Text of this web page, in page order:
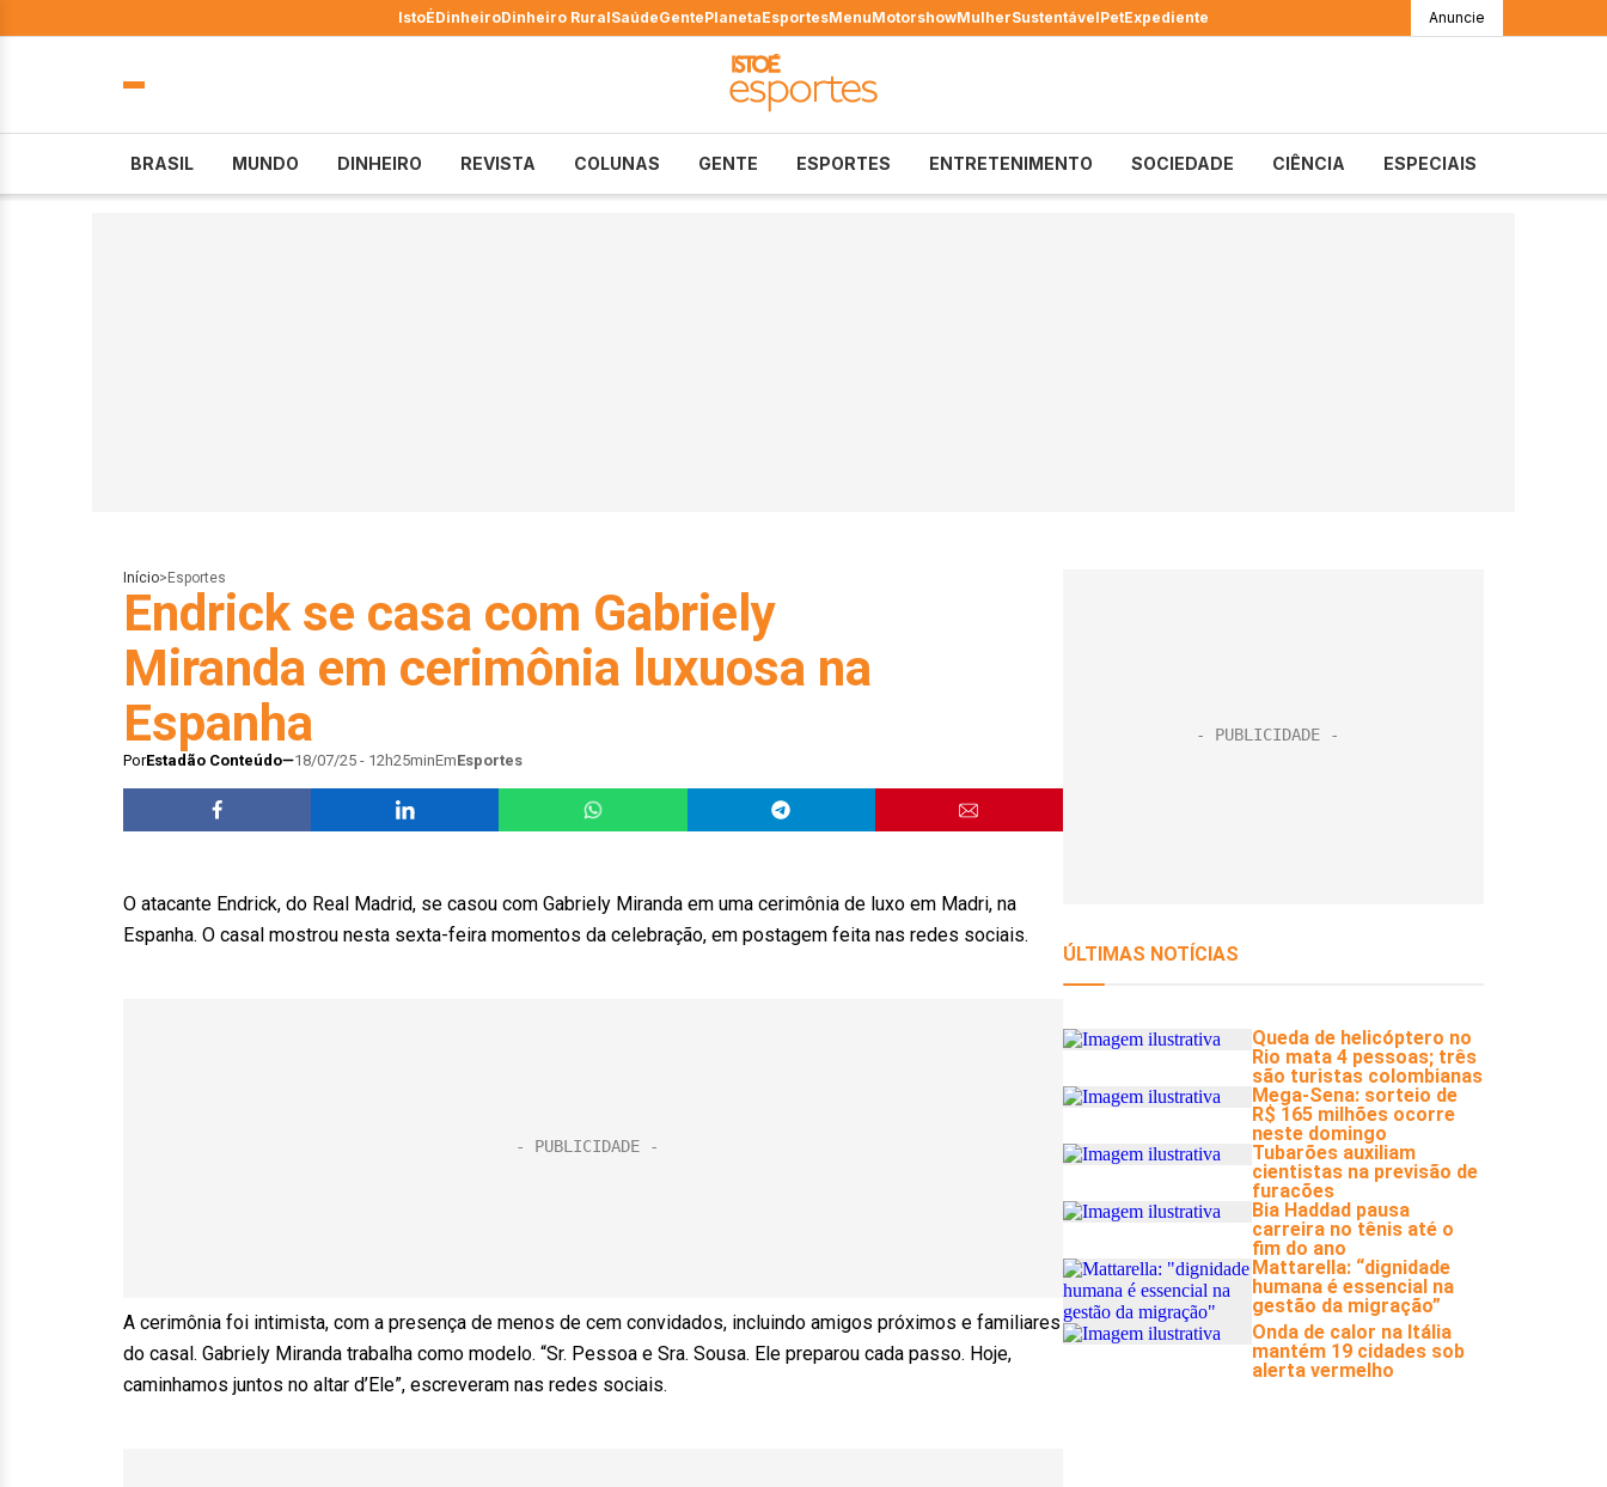
IstoÉDinheiroDinheiro RuralSaúdeGentePlanetaEsportesMenuMotorshowMulherSustentávelPetExpediente Anuncie
BRASIL MUNDO DINHEIRO REVISTA COLUNAS GENTE ESPORTES ENTRETENIMENTO SOCIEDADE CIÊNCIA ESPECIAIS
Início> Esportes
Endrick se casa com Gabriely
Miranda em cerimônia luxuosa na
Espanha
PorEstadão Conteúdo 18/07/25 - 12h25minEmEsportes
O atacante Endrick, do Real Madrid, se casou com Gabriely Miranda em uma cerimônia de luxo em Madri, na
Espanha. O casal mostrou nesta sexta-feira momentos da celebração, em postagem feita nas redes sociais.
A cerimônia foi intimista, com a presença de menos de cem convidados, incluindo amigos próximos e familiares
do casal. Gabriely Miranda trabalha como modelo. “Sr. Pessoa e Sra. Sousa. Ele preparou cada passo. Hoje,
caminhamos juntos no altar d’Ele”, escreveram nas redes sociais.